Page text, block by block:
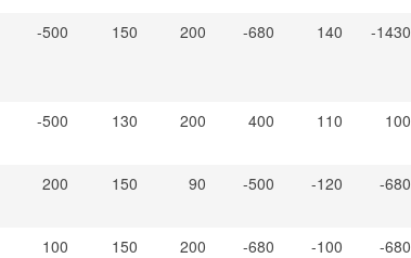
-500 150 200 -680 140 -1430
-500 130 200 400 110 100
200 150 90 -500 -120 -680
100 150 200 -680 -100 -680